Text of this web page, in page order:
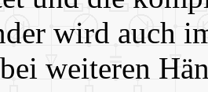
wird auch
weiteren